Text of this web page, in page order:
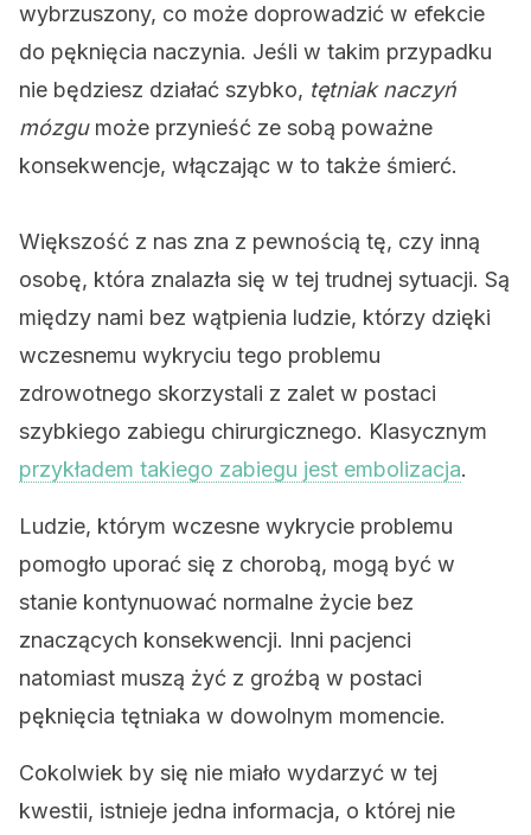
wybrzuszony, co może doprowadzić w efekcie
do pęknięcia naczynia. Jeśli w takim przypadku
nie będziesz działać szybko, tętniak naczyń
mózgumoże przynieść ze sobą poważne
konsekwencje, włączając w to także śmierć.
Większość z nas zna z pewnością tę, czy inną
osobę, która znalazła się w tej trudnej sytuacji. Są
między nami bez wątpienia ludzie, którzy dzięki
wczesnemu wykryciu tego problemu
zdrowotnego skorzystali z zalet w postaci
szybkiego zabiegu chirurgicznego. Klasycznym
przykładem takiego zabiegu jest embolizacja.
Ludzie, którym wczesne wykrycie problemu
pomogło uporać się z chorobą, mogą być w
stanie kontynuować normalne życie bez
znaczących konsekwencji. Inni pacjenci
natomiast muszą żyć z groźbą w postaci
pęknięcia tętniaka w dowolnym momencie.
Cokolwiek by się nie miało wydarzyć w tej
kwestii, istnieje jedna informacja, o której nie